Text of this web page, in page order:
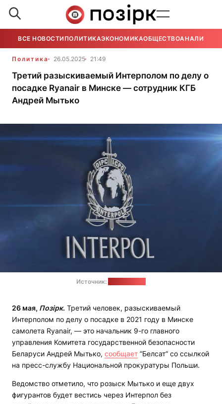
ВСЕ НОВОСТИ ПОЛИТИКАЭКОНОМИКАОБЩЕСТВОАНАЛИТИКА
Политика 26.05.2025 21:49
Третий разыскиваемый Интерполом по делу о
посадке Ryanair в Минске — сотрудник КГБ
Андрей Мытько
Источник:
26 мая, Позірк. Третий человек, разыскиваемый
Интерполом по делу о посадке в 2021 году в Минске
самолета Ryanair, — это начальник 9-го главного
управления Комитета государственной безопасности
Беларуси Андрей Мытько, сообщает “Белсат“ со ссылкой
на пресс-службу Национальной прокуратуры Польши.
Ведомство отметило, что розыск Мытько и еще двух
фигурантов будет вестись через Интерпол без